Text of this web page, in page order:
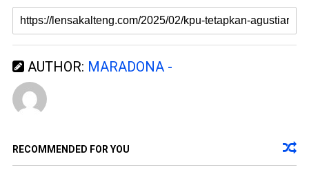
r
u
)
b
a
r
u
AUTHOR: MARADONA -
RECOMMENDED FOR YOU